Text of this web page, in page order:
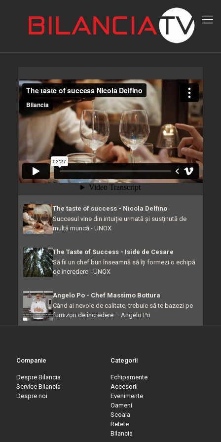
The taste of success - Nicola Delfino
Succesul vine din intuiție urmată și susținută de
multă muncă - UNOX
The Taste of Success - Iside de Cesare
Să fii un chef bun înseamnă să îți formezi o echipă
de încredere - UNOX
Angelo Po - Chef Massimo Bottura
Când ai nevoie de calitate, trebuie să te bazezi pe
furnizori de încredere – Angelo Po
Companie
Despre Bilancia
Service Bilancia
Despre noi
Categorii
Echipamente
Accesorii
Evenimente
Oameni
Scoala
Retete
Bilancia